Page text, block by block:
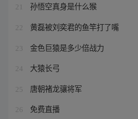
21 孙悟空真身是什么猴
22 黄磊被刘奕君的鱼竿打了嘴
23 金色巨猿是多少倍战力
24 大猿长弓
25 唐朝褚龙骧将军
26 免费直播